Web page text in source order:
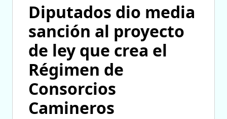
Diputados dio media
sanción al proyecto
de ley que crea el
Régimen de
Consorcios
Camineros